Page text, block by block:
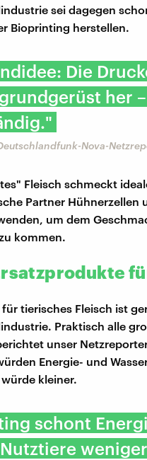
sei dagegen
Bioprinting herstellen.
Die
her
Nova-
Fleisch schmeckt
Partner
um dem
kommen.
für tierisches Fleisch ist
Praktisch alle
unser
Energie- und
kleiner.
schont